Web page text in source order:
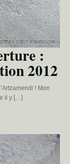
:
2012
! Mon
il y […]